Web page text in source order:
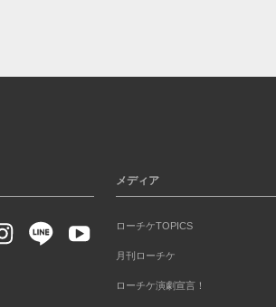
メディア
ローチケTOPICS
月刊ローチケ
ローチケ演劇宣言！